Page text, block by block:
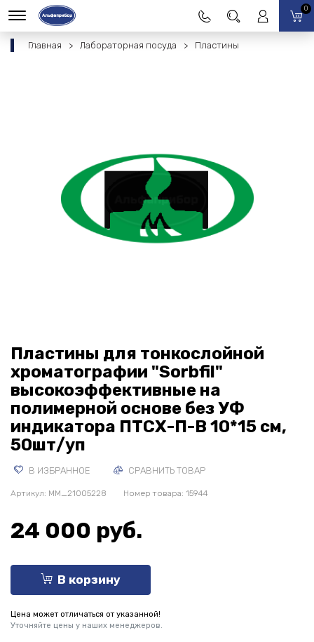
0
Главная Лабораторная посуда Пластины
Пластины для тонкослойной
хроматографии "Sorbfil"
высокоэффективные на
полимерной основе без УФ
индикатора ПТСХ-П-В 10*15 см,
50шт/уп
В ИЗБРАННОЕ СРАВНИТЬ ТОВАР
Артикул: MM_21005228 Номер товара: 15944
24 000 руб.
В корзину
Цена может отличаться от указанной!
Уточняйте цены у наших менеджеров.